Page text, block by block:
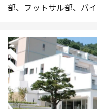
部、フットサル部、バ